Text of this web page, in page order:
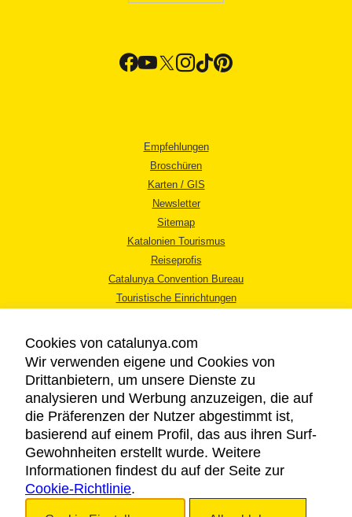
Empfehlungen
Broschüren
Karten / GIS
Newsletter
Sitemap
Katalonien Tourismus
Reiseprofis
Catalunya Convention Bureau
Touristische Einrichtungen
RECHTLICHER HINWEIS
DATENSCHUTZICHTLINIE
COOKIES
BARRIEREFREIHEIT
Cookies von catalunya.com
Wir verwenden eigene und Cookies von
Drittanbietern, um unsere Dienste zu
analysieren und Werbung anzuzeigen, die auf
die Präferenzen der Nutzer abgestimmt ist,
basierend auf einem Profil, das aus ihren Surf-
Gewohnheiten erstellt wurde. Weitere
Informationen findest du auf der Seite zur
Cookie-Richtlinie.